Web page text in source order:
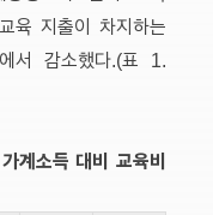
육 지출이 차지하는
서 감소했다.(표 1.
계소득 대비 교육비